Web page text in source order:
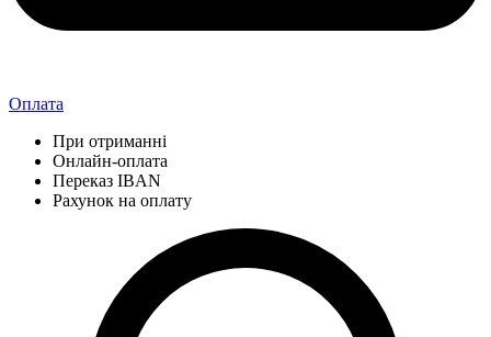
Оплата
При отриманні
Онлайн-оплата
Переказ IBAN
Рахунок на оплату